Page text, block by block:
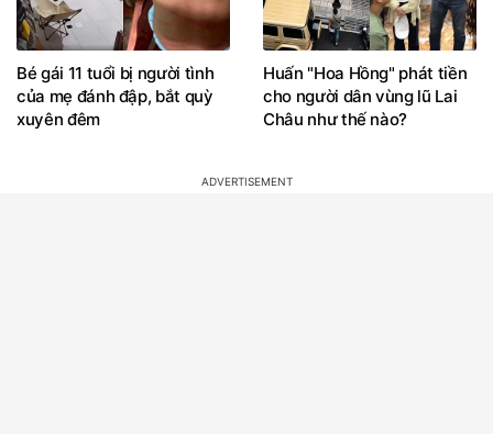
Bé gái 11 tuổi bị người tình
của mẹ đánh đập, bắt quỳ
xuyên đêm
Huấn "Hoa Hồng" phát tiền
cho người dân vùng lũ Lai
Châu như thế nào?